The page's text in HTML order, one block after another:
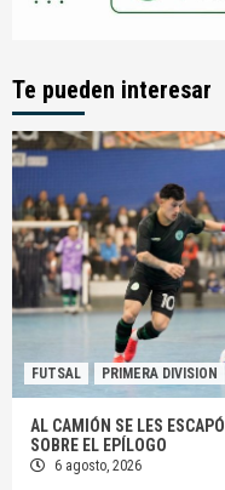
Te pueden interesar
FUTSAL PRIMERA DIVISION
AL CAMIÓN SE LES ESCAPÓ
SOBRE EL EPÍLOGO
6 agosto, 2026